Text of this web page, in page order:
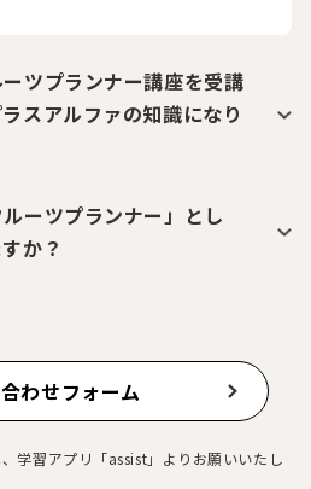
ツプランナー講座を受講
スアルファの知識になり
ルーツプランナー」とし
か？
わせフォーム
学習アプリ「assist」よりお願いいたし